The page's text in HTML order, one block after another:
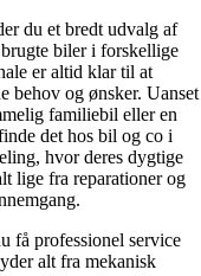
du et bredt udvalg af
biler i forskellige
er altid klar til at
behov og ønsker. Uanset
familiebil eller en
det hos bil og co i
hvor deres dygtige
lige fra reparationer og
få professionel service
alt fra mekanisk